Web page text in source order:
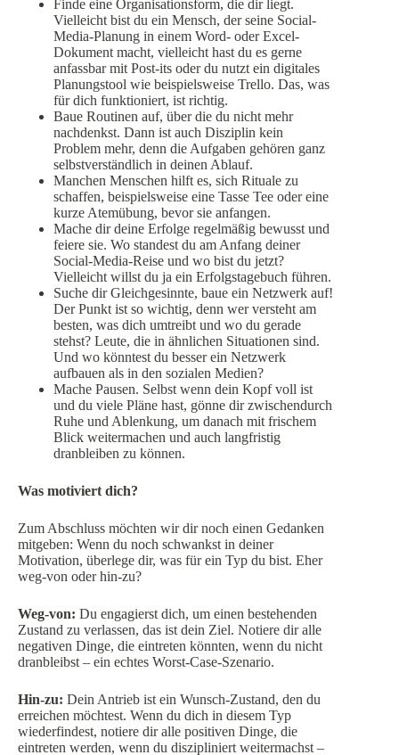
Finde eine Organisationsform, die dir liegt.
Vielleicht bist du ein Mensch, der seine Social-
Media-Planung in einem Word- oder Excel-
Dokument macht, vielleicht hast du es gerne
anfassbar mit Post-its oder du nutzt ein digitales
Planungstool wie beispielsweise Trello. Das, was
für dich funktioniert, ist richtig.
Baue Routinen auf, über die du nicht mehr
nachdenkst. Dann ist auch Disziplin kein
Problem mehr, denn die Aufgaben gehören ganz
selbstverständlich in deinen Ablauf.
Manchen Menschen hilft es, sich Rituale zu
schaffen, beispielsweise eine Tasse Tee oder eine
kurze Atemübung, bevor sie anfangen.
Mache dir deine Erfolge regelmäßig bewusst und
feiere sie. Wo standest du am Anfang deiner
Social-Media-Reise und wo bist du jetzt?
Vielleicht willst du ja ein Erfolgstagebuch führen.
Suche dir Gleichgesinnte, baue ein Netzwerk auf!
Der Punkt ist so wichtig, denn wer versteht am
besten, was dich umtreibt und wo du gerade
stehst? Leute, die in ähnlichen Situationen sind.
Und wo könntest du besser ein Netzwerk
aufbauen als in den sozialen Medien?
Mache Pausen. Selbst wenn dein Kopf voll ist
und du viele Pläne hast, gönne dir zwischendurch
Ruhe und Ablenkung, um danach mit frischem
Blick weitermachen und auch langfristig
dranbleiben zu können.
Was motiviert dich?
Zum Abschluss möchten wir dir noch einen Gedanken
mitgeben: Wenn du noch schwankst in deiner
Motivation, überlege dir, was für ein Typ du bist. Eher
weg-von oder hin-zu?
Weg-von: Du engagierst dich, um einen bestehenden
Zustand zu verlassen, das ist dein Ziel. Notiere dir alle
negativen Dinge, die eintreten könnten, wenn du nicht
dranbleibst – ein echtes Worst-Case-Szenario.
Hin-zu: Dein Antrieb ist ein Wunsch-Zustand, den du
erreichen möchtest. Wenn du dich in diesem Typ
wiederfindest, notiere dir alle positiven Dinge, die
eintreten werden, wenn du diszipliniert weitermachst –